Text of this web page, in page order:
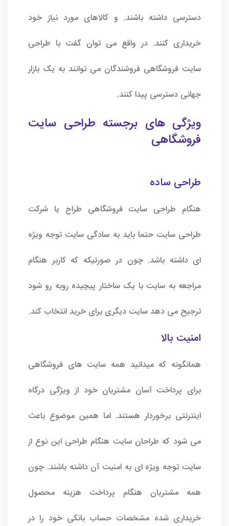
دسترسی داشته باشند. و کالاهای مورد نیاز خود
خریداری کنند. در واقع می توان گفت با طراحی
سایت فروشگاهی فروشندگان می توانند به یک بازار
جهانی دسترسی پیدا کنند.
ویژگی های برجسته طراحی سایت
فروشگاهی
طراحی ساده
هنگام طراحی سایت فروشگاهی طراح یا شرکت
طراحی سایت حتما باید به سادگی سایت توجه ویژه
ای داشته باشد. چون در صورتیکه که کاربر هنگام
مراجعه به سایت با یک ساختار پیچیده روبه رو شود
ترجیح می دهد سایت دیگری برای خرید انتخاب کند.
امنیت بالا
همانگونه که میدانید همه سایت های فروشگاهی
برای پرداخت آسان مشتریان خود از ویژگی درگاه
اینترنتی برخوردار هستند. اما همین موضوع باعث
می شود که طراحان سایت هنگام طراحی این نوع از
سایت توجه ویژه ای به امنیت آن داشته باشند. چون
همه مشتریان هنگام پرداخت هزینه محصول
خریداری شده مشخصات حساب بانکی خود را در